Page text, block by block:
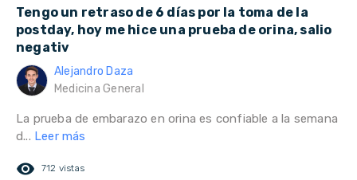
Tengo un retraso de 6 días por la toma de la
postday, hoy me hice una prueba de orina, salio
negativ
Alejandro Daza
Medicina General
La prueba de embarazo en orina es confiable a la semana
d... Leer más
remove_red_eye 712 vistas